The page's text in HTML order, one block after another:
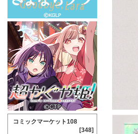
コミックマーケット108
[348]